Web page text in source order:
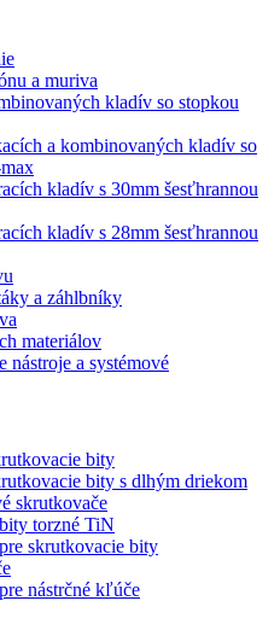
a muriva
kladív so stopkou
a kombinovaných kladív so
kladív s 30mm šesťhrannou
kladív s 28mm šesťhrannou
a záhlbníky
materiálov
nástroje a systémové
bity
bity s dlhým driekom
skrutkovače
torzné TiN
skrutkovacie bity
nástrčné kľúče